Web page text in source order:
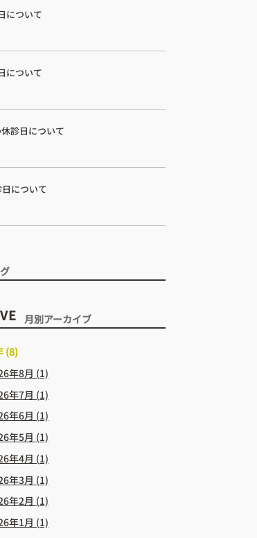
について
について
診日について
について
月別アーカイブ
(8)
年8月 (1)
年7月 (1)
年6月 (1)
年5月 (1)
年4月 (1)
年3月 (1)
年2月 (1)
年1月 (1)